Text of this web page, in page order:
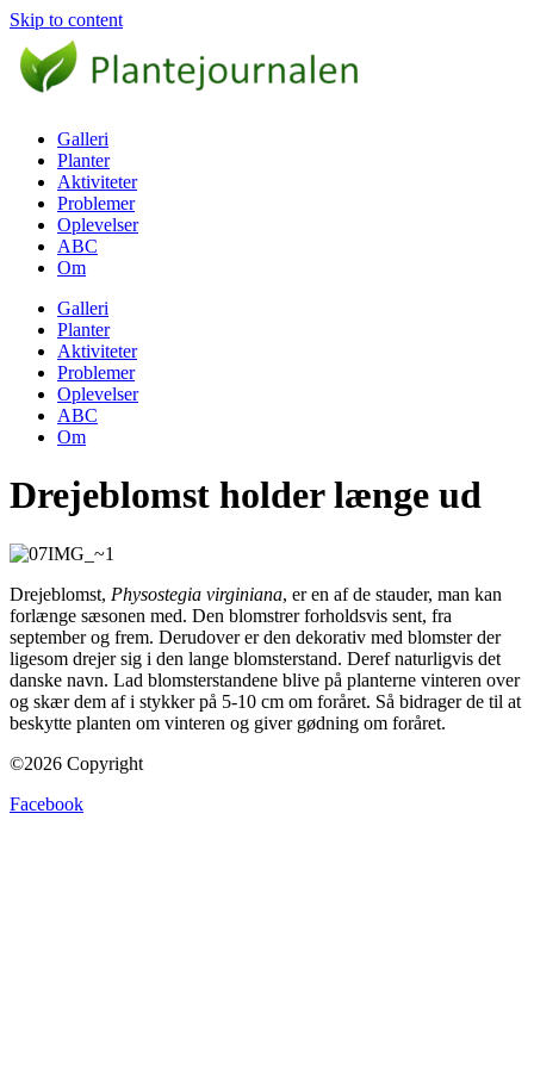
Skip to content
Galleri
Planter
Aktiviteter
Problemer
Oplevelser
ABC
Om
Galleri
Planter
Aktiviteter
Problemer
Oplevelser
ABC
Om
Drejeblomst holder længe ud
Drejeblomst, Physostegia virginiana, er en af de stauder, man kan
forlænge sæsonen med. Den blomstrer forholdsvis sent, fra
september og frem. Derudover er den dekorativ med blomster der
ligesom drejer sig i den lange blomsterstand. Deref naturligvis det
danske navn. Lad blomsterstandene blive på planterne vinteren over
og skær dem af i stykker på 5-10 cm om foråret. Så bidrager de til at
beskytte planten om vinteren og giver gødning om foråret.
©2026 Copyright
Facebook